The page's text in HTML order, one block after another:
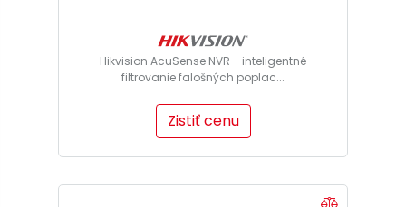
Hikvision AcuSense NVR - inteligentné
filtrovanie falošných poplac...
Zistiť cenu